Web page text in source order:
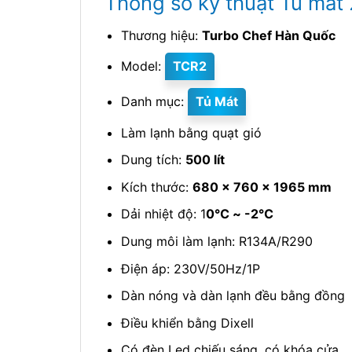
Thương hiệu: Turbo Chef Hàn Quốc
Model:
TCR2
Danh mục:
Tủ Mát
Làm lạnh bằng quạt gió
Dung tích: 500 lít
Kích thước: 680 x 760 x 1965 mm
Dải nhiệt độ: 10℃ ~ -2℃
Dung môi làm lạnh: R134A/R290
Điện áp: 230V/50Hz/1P
Dàn nóng và dàn lạnh đều bằng đồng
Điều khiển bằng Dixell